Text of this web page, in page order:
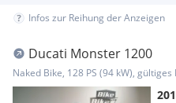
Infos zur Reihung der Anzeigen
Ducati Monster 1200
Naked Bike, 128 PS (94 kW),